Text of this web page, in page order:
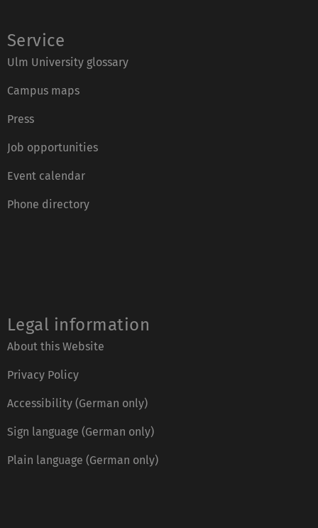
Service
Ulm University glossary
Campus maps
Press
Job opportunities
Event calendar
Phone directory
Legal information
About this Website
Privacy Policy
Accessibility (German only)
Sign language (German only)
Plain language (German only)